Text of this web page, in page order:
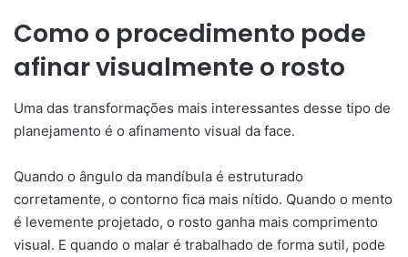
Como o procedimento pode
afinar visualmente o rosto
Uma das transformações mais interessantes desse tipo de
planejamento é o afinamento visual da face.
Quando o ângulo da mandíbula é estruturado
corretamente, o contorno fica mais nítido. Quando o mento
é levemente projetado, o rosto ganha mais comprimento
visual. E quando o malar é trabalhado de forma sutil, pode